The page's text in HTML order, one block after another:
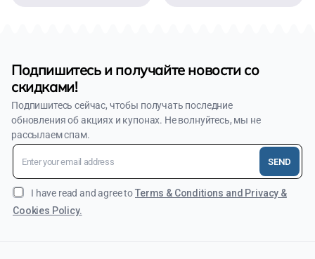
Подпишитесь и получайте новости со
скидками!
Подпишитесь сейчас, чтобы получать последние
обновления об акциях и купонах. Не волнуйтесь, мы не
рассылаем спам.
SEND
I have read and agree toTerms & Conditions and Privacy &
Cookies Policy.